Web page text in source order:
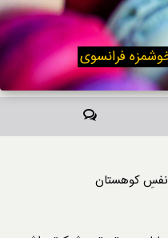
فرانسوی
دیدگاه‌ها
نفسِ کوهستان